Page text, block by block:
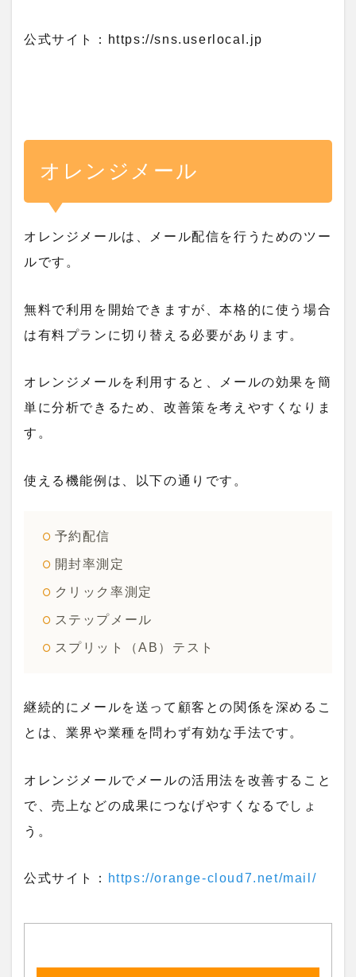
公式サイト：https://sns.userlocal.jp
オレンジメール
オレンジメールは、メール配信を行うためのツー
ルです。
無料で利用を開始できますが、本格的に使う場合
は有料プランに切り替える必要があります。
オレンジメールを利用すると、メールの効果を簡
単に分析できるため、改善策を考えやすくなりま
す。
使える機能例は、以下の通りです。
予約配信
開封率測定
クリック率測定
ステップメール
スプリット（AB）テスト
継続的にメールを送って顧客との関係を深めるこ
とは、業界や業種を問わず有効な手法です。
オレンジメールでメールの活用法を改善すること
で、売上などの成果につなげやすくなるでしょ
う。
公式サイト： https://orange-cloud7.net/mail/